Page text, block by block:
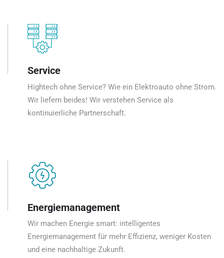
Service
Hightech ohne Service? Wie ein Elektroauto ohne Strom.
Wir liefern beides! Wir verstehen Service als
kontinuierliche Partnerschaft.
Energiemanagement
Wir machen Energie smart: intelligentes
Energiemanagement für mehr Effizienz, weniger Kosten
und eine nachhaltige Zukunft.